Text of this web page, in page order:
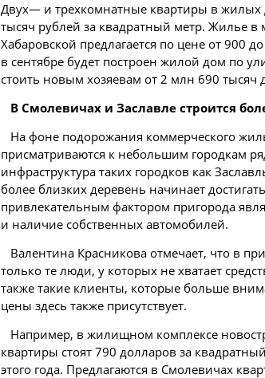
Двух— и трехкомнатные квартиры в жилых
тысяч рублей за квадратный метр. Жилье
Хабаровской предлагается по цене от 900
в сентябре будет построен жилой дом по
стоить новым хозяевам от 2 млн 690 тысяч
В Смолевичах и Заславле строится
На фоне подорожания коммерческого
присматриваются к небольшим городкам
инфраструктура таких городков как
более близких деревень начинает
привлекательным фактором пригорода
и наличие собственных автомобилей.
Валентина Красникова отмечает, что в
только те люди, у которых не хватает
также такие клиенты, которые больше
цены здесь также присутствует.
Например, в жилищном комплексе
квартиры стоят 790 долларов за
этого года. Предлагаются в Смолевичах